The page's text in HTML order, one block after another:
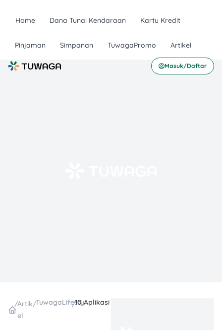
Home Dana Tunai Kendaraan Kartu Kredit
Pinjaman Simpanan TuwagaPromo Artikel
Masuk/Daftar
/Artik
el
/TuwagaLifestyle
/